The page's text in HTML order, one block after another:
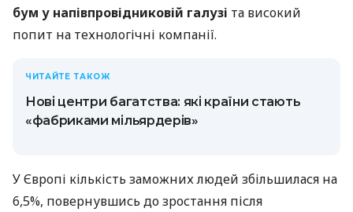
бум у напівпровідниковій галузі та високий
попит на технологічні компанії.
ЧИТАЙТЕ ТАКОЖ
Нові центри багатства: які країни стають
«фабриками мільярдерів»
У Європі кількість заможних людей збільшилася на
6,5%, повернувшись до зростання після